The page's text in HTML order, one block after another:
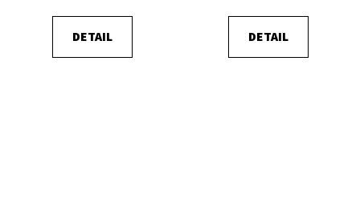
DETAIL DETAIL